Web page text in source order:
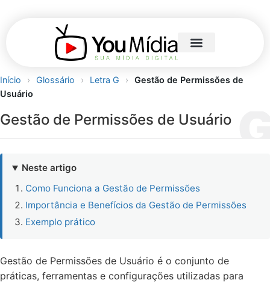
Início › Glossário › Letra G ›
Gestão de Permissões de
Usuário
Gestão de Permissões de Usuário
Neste artigo
Como Funciona a Gestão de Permissões
Importância e Benefícios da Gestão de Permissões
Exemplo prático
Gestão de Permissões de Usuário é o conjunto de
práticas, ferramentas e configurações utilizadas para